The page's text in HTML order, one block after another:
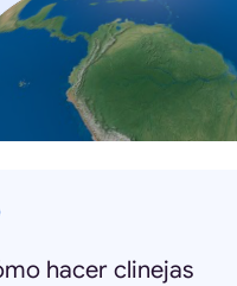
hacer clinejas